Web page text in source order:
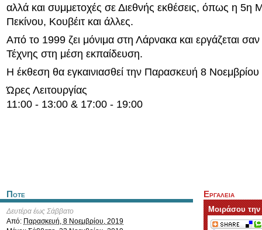
αλλά και συμμετοχές σε Διεθνής εκθέσεις, όπως η 5η
Πεκίνου, Κουβέιτ και άλλες.
Από το 1999 ζει μόνιμα στη Λάρνακα και εργάζεται
Τέχνης στη μέση εκπαίδευση.
Η έκθεση θα εγκαινιασθεί την Παρασκευή 8
Ώρες Λειτουργίας
11:00 - 13:00 & 17:00 - 19:00
Ποτε
Δευτέρα έως Σάββατο
Από: Παρασκευή, 8 Νοεμβρίου, 2019
Εργαλεια
Μοιράσου